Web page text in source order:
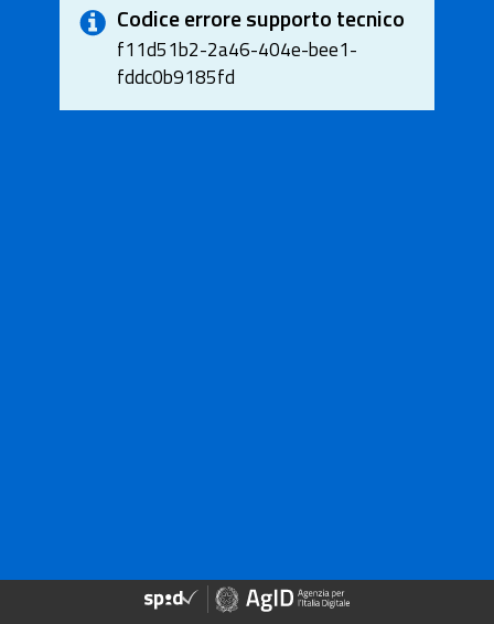
Codice errore supporto tecnico
f11d51b2-2a46-404e-bee1-
fddc0b9185fd